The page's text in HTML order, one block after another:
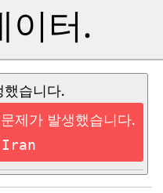
이터.
습니다.
제가 발생했습니다.